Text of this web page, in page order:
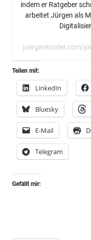
indem er Ratgeber
arbeitet Jürgen als
juergenkroder.com/
Teilen mit:
LinkedIn
Bluesky
E-Mail
Telegram
Gefällt mir: